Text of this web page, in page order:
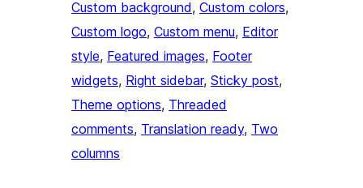
Custom background, Custom colors
Custom logo, Custom menu, Editor
style, Featured images, Footer
widgets, Right sidebar, Sticky post
Theme options, Threaded
comments, Translation ready, Two
columns